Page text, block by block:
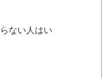
ない人はい